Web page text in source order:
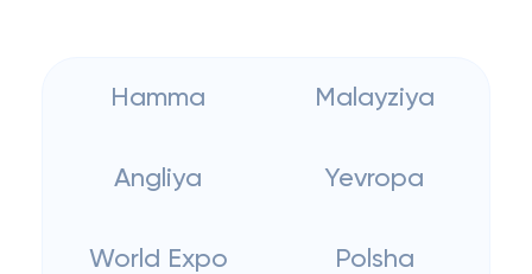
Hamma Malayziya
Angliya Yevropa
World Expo Polsha